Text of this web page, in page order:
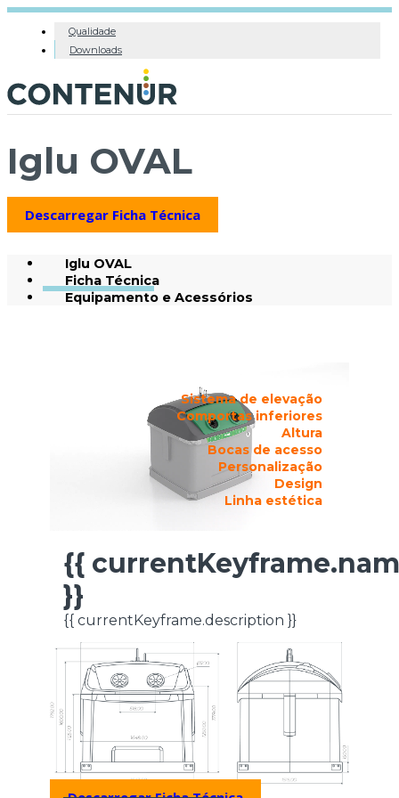
Qualidade
Downloads
Iglu OVAL
Descarregar Ficha Técnica
Iglu OVAL
Ficha Técnica
Equipamento e Acessórios
{{
}}
{{ currentKeyframe.description }}
Sistema de elevação
Comportas inferiores
Altura
Bocas de acesso
Personalização
Design
Linha estética
FICHA TÉCNICA